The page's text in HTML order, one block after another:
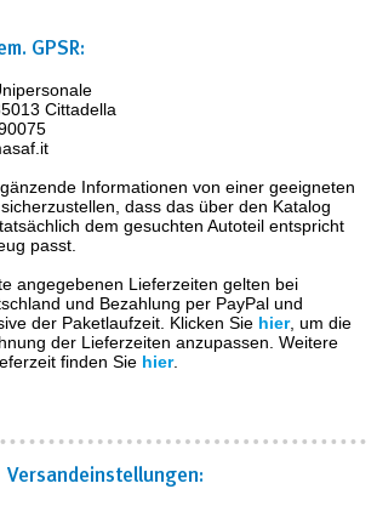
GPSR:
Cittadella
Informationen von einer geeigneten
dass das über den Katalog
dem gesuchten Autoteil entspricht
passt.
angegebenen Lieferzeiten gelten bei
und Bezahlung per PayPal und
der Paketlaufzeit. Klicken Sie hier, um die
der Lieferzeiten anzupassen. Weitere
finden Sie hier.
Versand­einstellungen: